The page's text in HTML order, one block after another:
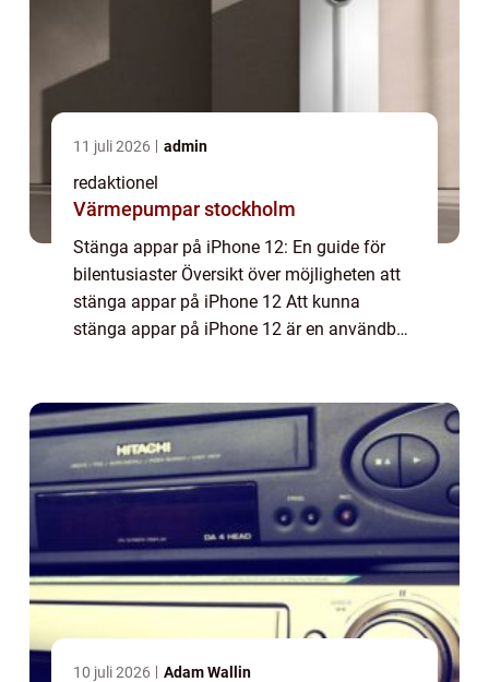
11 juli 2026 admin
redaktionel
Värmepumpar stockholm
Stänga appar på iPhone 12: En guide för
bilentusiaster Översikt över möjligheten att
stänga appar på iPhone 12 Att kunna
stänga appar på iPhone 12 är en användbar
prestanda o...
10 juli 2026 Adam Wallin